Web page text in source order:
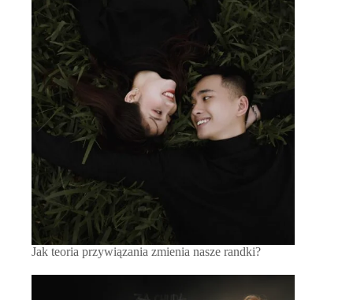
Jak teoria przywiązania zmienia nasze randki?